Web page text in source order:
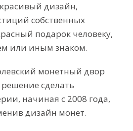
дизайн,
собственных
подарок человеку,
или иным знаком.
монетный двор
сделать
начиная с 2008 года,
дизайн монет.